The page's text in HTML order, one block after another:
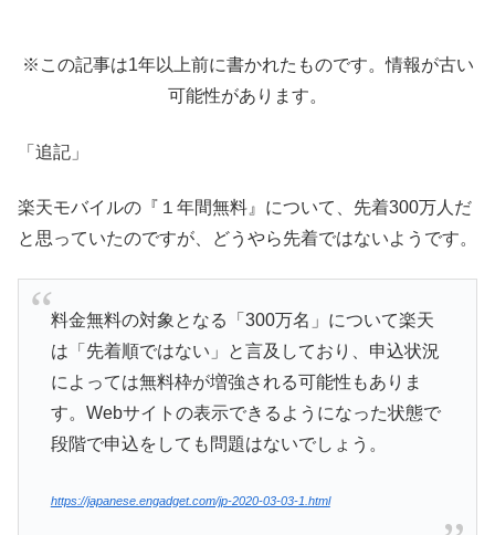
※この記事は1年以上前に書かれたものです。情報が古い
可能性があります。
「追記」
楽天モバイルの『１年間無料』について、先着300万人だ
と思っていたのですが、どうやら先着ではないようです。
料金無料の対象となる「300万名」について楽天
は「先着順ではない」と言及しており、申込状況
によっては無料枠が増強される可能性もありま
す。Webサイトの表示できるようになった状態で
段階で申込をしても問題はないでしょう。
https://japanese.engadget.com/jp-2020-03-03-1.html